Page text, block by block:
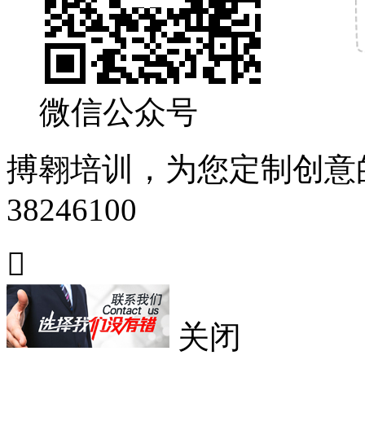
微信公众号
搏翱培训，为您定制创
38246100

关闭